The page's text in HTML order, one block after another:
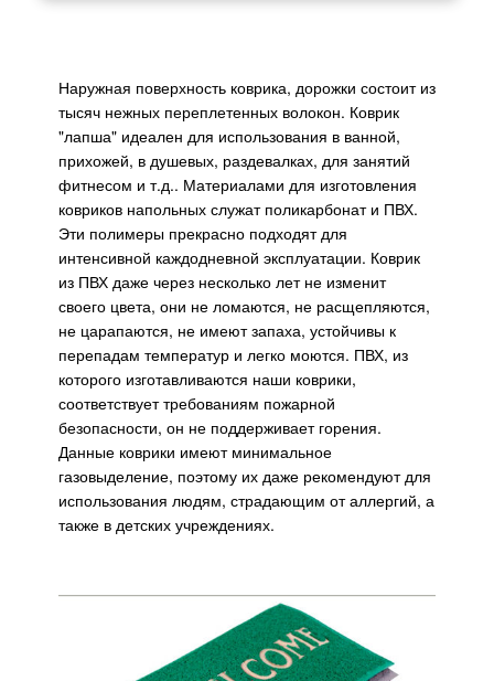
Наружная поверхность коврика, дорожки состоит из
тысяч нежных переплетенных волокон. Коврик
"лапша" идеален для использования в ванной,
прихожей, в душевых, раздевалках, для занятий
фитнесом и т.д.. Материалами для изготовления
ковриков напольных служат поликарбонат и ПВХ.
Эти полимеры прекрасно подходят для
интенсивной каждодневной эксплуатации. Коврик
из ПВХ даже через несколько лет не изменит
своего цвета, они не ломаются, не расщепляются,
не царапаются, не имеют запаха, устойчивы к
перепадам температур и легко моются. ПВХ, из
которого изготавливаются наши коврики,
соответствует требованиям пожарной
безопасности, он не поддерживает горения.
Данные коврики имеют минимальное
газовыделение, поэтому их даже рекомендуют для
использования людям, страдающим от аллергий, а
также в детских учреждениях.